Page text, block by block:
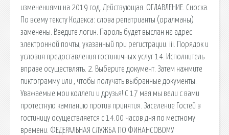
изменениями на 2019 год. Действующая. ОГЛАВЛЕНИЕ. Сноска.
По всему тексту Кодекса: слова репатрианты (оралманы)
заменены. Введите логин. Пароль будет выслан на адрес
электронной почты, указанный при регистрации. iii. Порядок и
условия предоставления гостиничных услуг 14. Исполнитель
вправе осуществлять. 2. Выберите документ. Затем нажмите
пиктограмму или , чтобы получать выбранные документы.
Уважаемые мои коллеги и друзья! С 17 мая мы вели с вами
протестную кампанию против принятия. Заселение Гостей в
гостиницу осуществляется с 14.00 часов дня по местному
времени. ФЕДЕРАЛЬНАЯ СЛУЖБА ПО ФИНАНСОВОМУ